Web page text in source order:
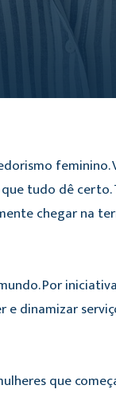
tudo dê
chegar na
Por
dinamizar
que